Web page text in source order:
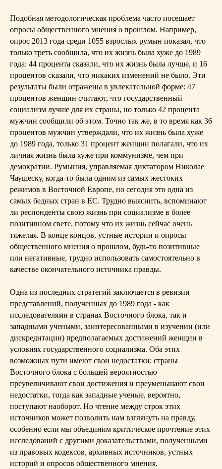
Подобная методологическая проблема часто посещает
опросы общественного мнения о прошлом. Например,
опрос 2013 года среди 1055 взрослых румын показал, что
только треть сообщила, что их жизнь была хуже до 1989
года: 44 процента сказали, что их жизнь была лучше, и 16
процентов сказали, что никаких изменений не было. Эти
результаты были отражены в увлекательной форме: 47
процентов женщин считают, что государственный
социализм лучше для их страны, но только 42 процента
мужчин сообщили об этом. Точно так же, в то время как 36
процентов мужчин утверждали, что их жизнь была хуже
до 1989 года, только 31 процент женщин полагали, что их
личная жизнь была хуже при коммунизме, чем при
демократии. Румыния, управляемая диктатором Николае
Чаушеску, когда-то была одним из самых жестоких
режимов в Восточной Европе, но сегодня это одна из
самых бедных стран в ЕС. Трудно выяснить, вспоминают
ли респонденты свою жизнь при социализме в более
позитивном свете, потому что их жизнь сейчас очень
тяжелая. В конце концов, устные истории и опросы
общественного мнения о прошлом, будь-то позитивные
или негативные, трудно использовать самостоятельно в
качестве окончательного источника правды.
Одна из последних стратегий заключается в ревизии
представлений, полученных до 1989 года - как
исследователями в странах Восточного блока, так и
западными учеными, заинтересованными в изучении (или
дискредитации) предполагаемых достижений женщин в
условиях государственного социализма. Оба этих
возможных пути имеют свои недостатки; страны
Восточного блока с большей вероятностью
преувеличивают свои достижения и преуменьшают свои
недостатки, тогда как западные ученые, вероятно,
поступают наоборот. Но чтение между строк этих
источников может позволить нам взглянуть на правду,
особенно если мы объединим критическое прочтение этих
исследований с другими доказательствами, полученными
из правовых кодексов, архивных источников, устных
историй и опросов общественного мнения.